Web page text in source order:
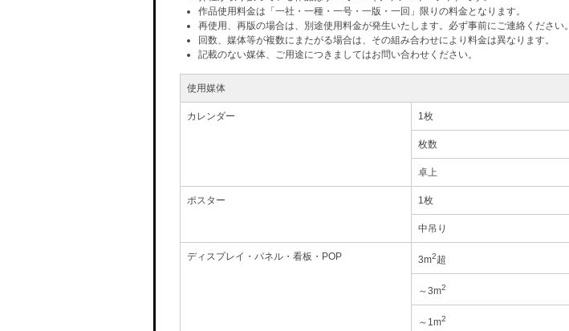
作品使用料金は「一社・一種・一号・一版・一回」限りの料金となります。
再使用、再版の場合は、別途使用料金が発生いたします。必ず事前にご連絡ください。
回数、媒体等が複数にまたがる場合は、その組み合わせにより料金は異なります。
記載のない媒体、ご用途につきましてはお問い合わせください。
使用媒体
カレンダー 1枚
枚数
卓上
ポスター 1枚
中吊り
ディスプレイ・パネル・看板・POP 3m2超
～3m2
～1m2